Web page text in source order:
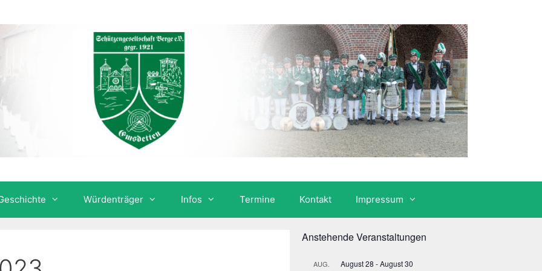
Würdenträger Infos Termine Kontakt Impressum
Anstehende Veranstaltungen
AUG. August 28 -August 30